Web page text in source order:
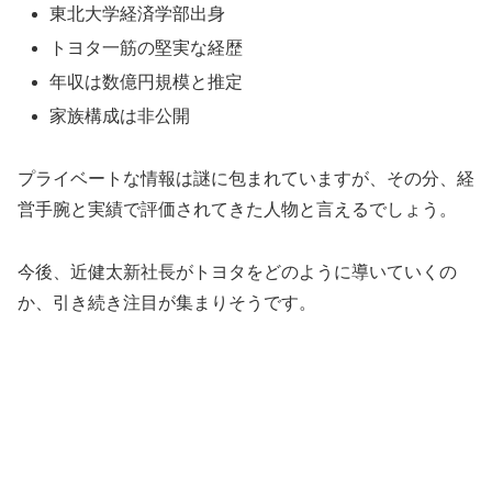
東北大学経済学部出身
トヨタ一筋の堅実な経歴
年収は数億円規模と推定
家族構成は非公開
プライベートな情報は謎に包まれていますが、その分、経
営手腕と実績で評価されてきた人物と言えるでしょう。
今後、近健太新社長がトヨタをどのように導いていくの
か、引き続き注目が集まりそうです。